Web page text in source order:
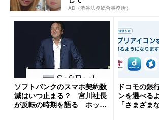
AD（渋谷法務総合事務所）
ソフトバンクのスマホ契約数
減はいつ止まる？ 宮川社長
が反転の時期を語る ホッピ
ドコモの銀
ンを選べる
「さまざま